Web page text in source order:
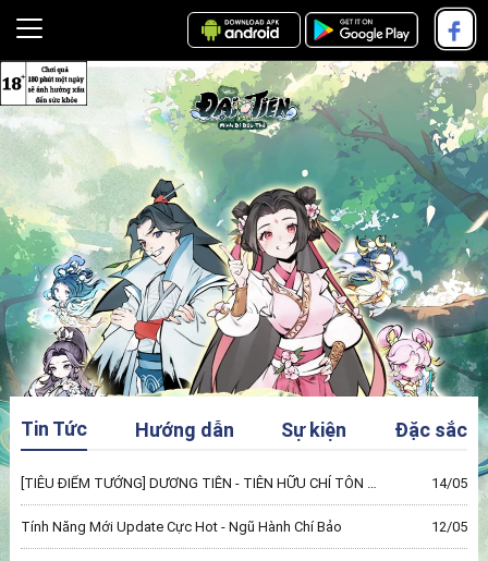
Tin Tức Hướng dẫn Sự kiện Đặc sắc
[TIÊU ĐIỂM TƯỚNG] DƯƠNG TIỄN - TIÊN HỮU CHÍ TÔN ĐẦU TIÊN 14/05
Tính Năng Mới Update Cực Hot - Ngũ Hành Chí Bảo 12/05